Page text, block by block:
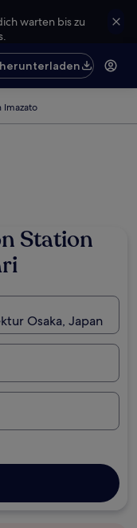
warten bis zu
Imazato
Station
Osaka, Japan